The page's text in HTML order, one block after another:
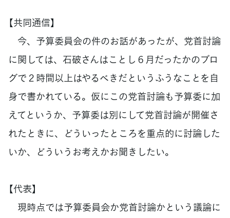
【共同通信】
今、予算委員会の件のお話があったが、党首討論
に関しては、石破さんはことし６月だったかのブロ
グで２時間以上はやるべきだというふうなことを自
身で書かれている。仮にこの党首討論も予算委に加
えてというか、予算委は別にして党首討論が開催さ
れたときに、どういったところを重点的に討論した
いか、どういうお考えかお聞きしたい。
【代表】
現時点では予算委員会か党首討論かという議論に